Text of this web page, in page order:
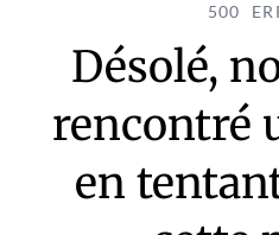
500
Désolé,
rencontré
en